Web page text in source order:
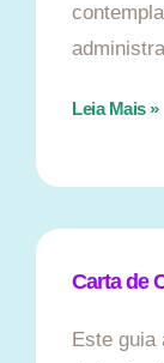
Leia Mais »
Carta de
Este guia